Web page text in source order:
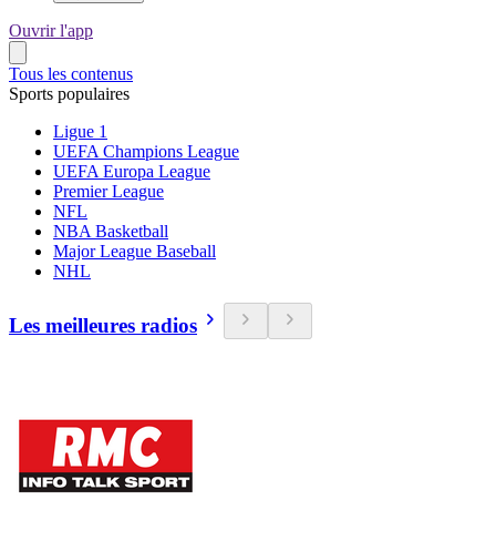
Ouvrir l'app
Tous les contenus
Sports populaires
Ligue 1
UEFA Champions League
UEFA Europa League
Premier League
NFL
NBA Basketball
Major League Baseball
NHL
Les meilleures radios